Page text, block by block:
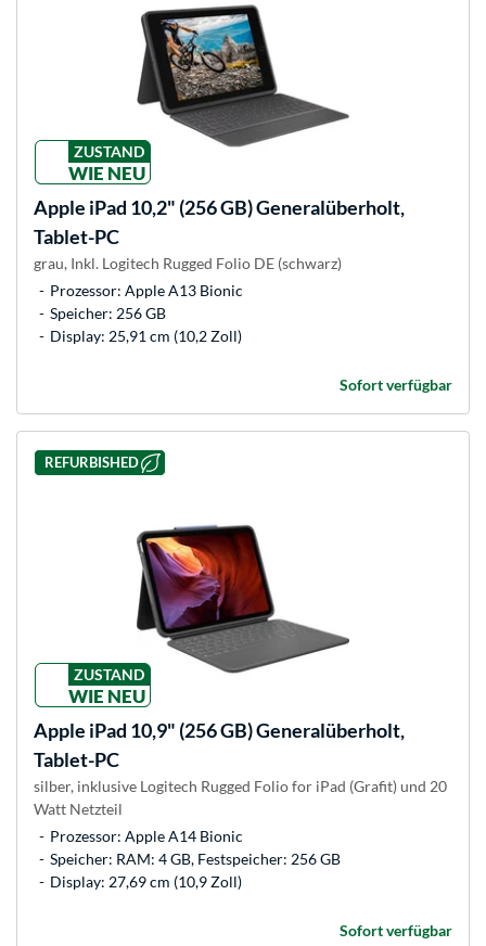
ZUSTAND
WIE NEU
Apple iPad 10,2" (256 GB) Generalüberholt,
Tablet-PC
grau, Inkl. Logitech Rugged Folio DE (schwarz)
Prozessor: Apple A13 Bionic
Speicher: 256 GB
Display: 25,91 cm (10,2 Zoll)
Sofort verfügbar
REFURBISHED
ZUSTAND
WIE NEU
Apple iPad 10,9" (256 GB) Generalüberholt,
Tablet-PC
silber, inklusive Logitech Rugged Folio for iPad (Grafit) und 20
Watt Netzteil
Prozessor: Apple A14 Bionic
Speicher: RAM: 4 GB, Festspeicher: 256 GB
Display: 27,69 cm (10,9 Zoll)
Sofort verfügbar